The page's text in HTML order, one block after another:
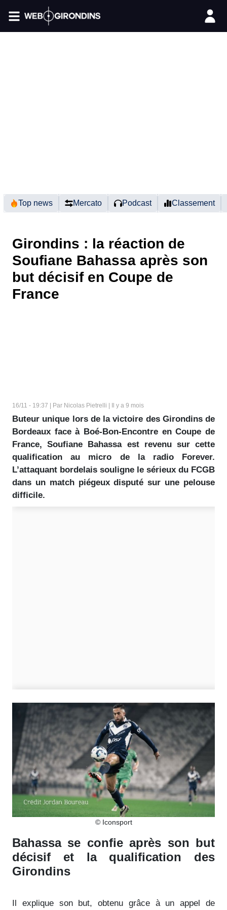
Top news Mercato Podcast Classement
Girondins : la réaction de
Soufiane Bahassa après son
but décisif en Coupe de
France
16/11 - 19:37 | Par Nicolas Pietrelli | Il y a 9 mois
Buteur unique lors de la victoire des Girondins de
Bordeaux face à Boé-Bon-Encontre en Coupe de
France, Soufiane Bahassa est revenu sur cette
qualification au micro de la radio Forever.
L’attaquant bordelais souligne le sérieux du FCGB
dans un match piégeux disputé sur une pelouse
difficile.
© Iconsport
Bahassa se confie après son but
décisif et la qualification des
Girondins
Il explique son but, obtenu grâce à un appel de